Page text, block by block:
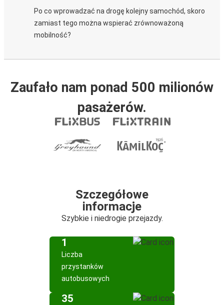
Po co wprowadzać na drogę kolejny samochód, skoro
zamiast tego można wspierać zrównoważoną
mobilność?
Zaufało nam ponad 500 milionów
pasażerów.
Szczegółowe
informacje
Szybkie i niedrogie przejazdy.
1
Liczba
przystanków
autobusowych
35